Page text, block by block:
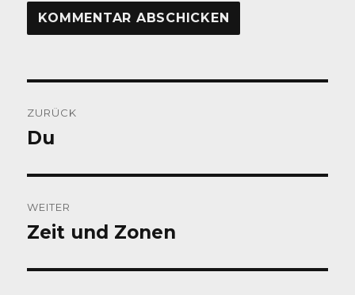
ZURÜCK
Vorheriger
Du
WEITER
Nächster
Zeit und Zonen